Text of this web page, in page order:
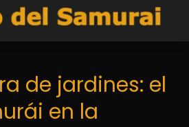
de jardines: el
en la